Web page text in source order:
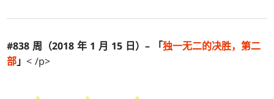
#838 周（2018 年 1 月 15 日）– 「独一无二的决胜，第二
部」< /p>